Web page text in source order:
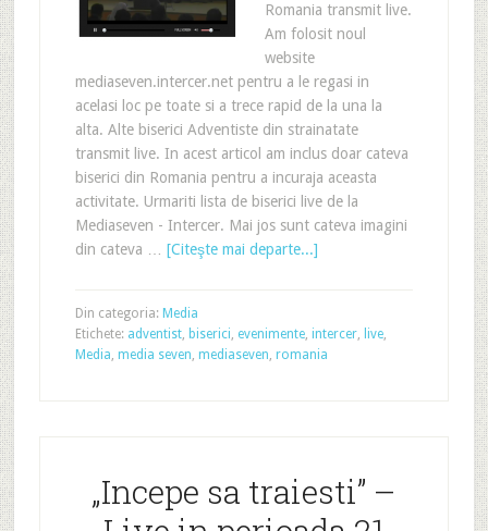
Romania transmit live.
Am folosit noul
website
mediaseven.intercer.net pentru a le regasi in
acelasi loc pe toate si a trece rapid de la una la
alta. Alte biserici Adventiste din strainatate
transmit live. In acest articol am inclus doar cateva
biserici din Romania pentru a incuraja aceasta
activitate. Urmariti lista de biserici live de la
Mediaseven - Intercer. Mai jos sunt cateva imagini
din cateva … [Citeşte mai departe...]
Din categoria: Media
Etichete: adventist, biserici, evenimente, intercer, live,
Media, media seven, mediaseven, romania
„Incepe sa traiesti” –